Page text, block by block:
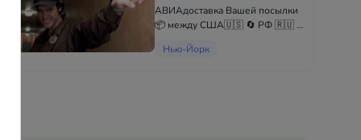
Международные
перевозки в Нью-
АВИАдоставка Вашей посылки
📦 между США🇺🇸 🔄 РФ 🇷🇺 🛫
Отправка по регионам 💍💄🍾🎮⌚️
Нью-Йорк